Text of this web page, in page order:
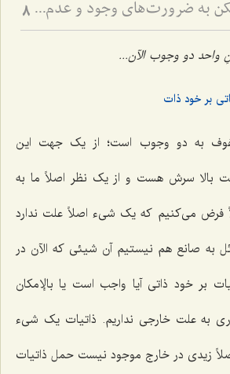
محفوف بودن ممکن به ضرورت‌های وجود و عدم - تحلیل ضرورت‌های سابق و لاحق در هستی‌شناسی فلسفی 8
واحد دو وجوب الآن...
بر خود ذات
به دو وجوب است؛ از یک جهت این
بالا سرش هست و از یک نظر اصلاً ما به
فرض می‌کنیم که یک شیء اصلاً علت ندارد
به صانع هم نیستیم آن شیئی که الآن در
بر خود ذاتی آیا واجب است یا بالإمکان
به علت خارجی نداریم. ذاتیات یک شیء
زیدی در خارج موجود نیست حمل ذاتیات